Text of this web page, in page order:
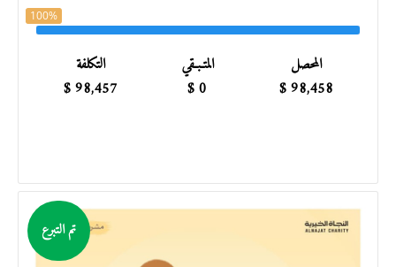
100%
المحصل
98,458
$
المتـبـقي
0
$
التكلفة
98,457
$
تم التبرع